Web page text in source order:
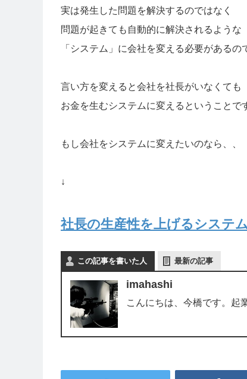
実は発生した問題を解決するのではなく
問題が起きても自動的に解決されるような
「システム」に会社を変える必要があるの
言い方を変えると会社を社長がいなくても
お金を生むシステムに変えるということで
もし会社をシステムに変えたいのなら、、
↓
社長の生産性を上げるシステ
この記事を書いた人 最新の記事
imahashi
こんにちは、今橋です。起